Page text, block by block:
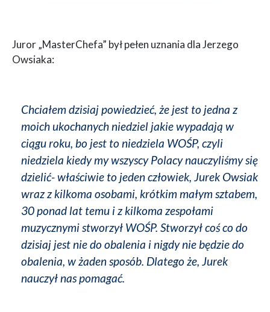
Juror „MasterChefa” był pełen uznania dla Jerzego
Owsiaka:
Chciałem dzisiaj powiedzieć, że jest to jedna z
moich ukochanych niedziel jakie wypadają w
ciągu roku, bo jest to niedziela WOŚP, czyli
niedziela kiedy my wszyscy Polacy nauczyliśmy się
dzielić- właściwie to jeden człowiek, Jurek Owsiak
wraz z kilkoma osobami, krótkim małym sztabem,
30 ponad lat temu i z kilkoma zespołami
muzycznymi stworzył WOŚP. Stworzył coś co do
dzisiaj jest nie do obalenia i nigdy nie będzie do
obalenia, w żaden sposób. Dlatego że, Jurek
nauczył nas pomagać.